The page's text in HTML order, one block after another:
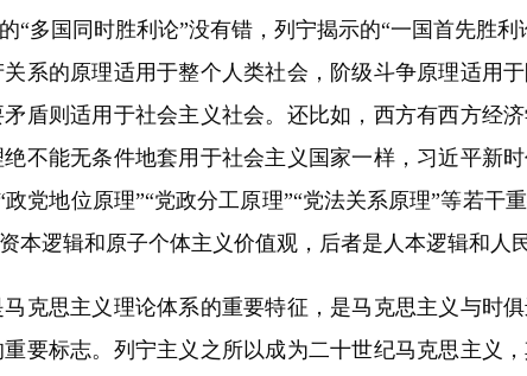
“多国同时胜利论”没有错，列宁揭示的“一国首先胜
系的原理适用于整个人类社会，阶级斗争原理适用
盾则适用于社会主义社会。还比如，西方有西方经
不能无条件地套用于社会主义国家一样，习近平新
党地位原理”“党政分工原理”“党法关系原理”等若干
本逻辑和原子个体主义价值观，后者是人本逻辑和人
思主义理论体系的重要特征，是马克思主义与时
要标志。列宁主义之所以成为二十世纪马克思主义